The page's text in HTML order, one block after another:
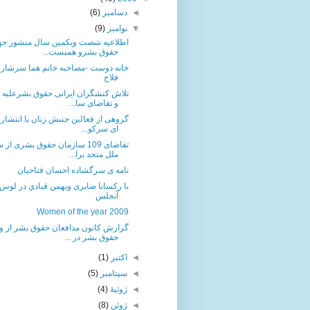
◄دسامبر(6)
▼نوامبر(9)
اطلاعیه شصت ویکمین سال منشور
حقوق بشرو همبست...
خانه دوست -مصاحبه خانم هما سرشار
فلاح
تلاش کنشگران ایرانی حقوق بشرعلیه
و تقاضای سا...
گروهی از فعالین جنبش زنان با انتشار
ای سرکو...
تقاضای 109 سازمان حقوق بشری
ملل متحد برا...
نامه ی سرگشاده احسان فتاحیان
با رکسانا صابری وبهمن قبادي در لوس
آنجلس
Women of the year 2009
گزارش کانون مدافعان حقوق بشر
حقوق بشر در ...
◄اکتبر(1)
◄ سپتامبر(5)
◄ژوئیهٔ(4)
◄ژوئن(8)